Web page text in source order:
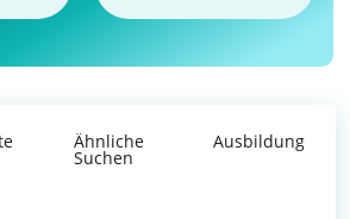
Ähnliche
Suchen
Ausbildung